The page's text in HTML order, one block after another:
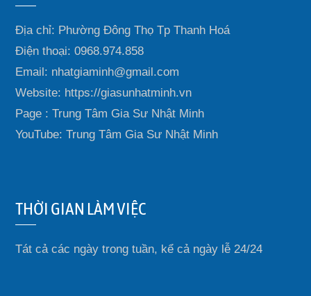
Địa chỉ: Phường Đông Thọ Tp Thanh Hoá
Điện thoại: 0968.974.858
Email: nhatgiaminh@gmail.com
Website: https://giasunhatminh.vn
Page : Trung Tâm Gia Sư Nhật Minh
YouTube: Trung Tâm Gia Sư Nhật Minh
THỜI GIAN LÀM VIỆC
Tát cả các ngày trong tuần, kể cả ngày lễ 24/24